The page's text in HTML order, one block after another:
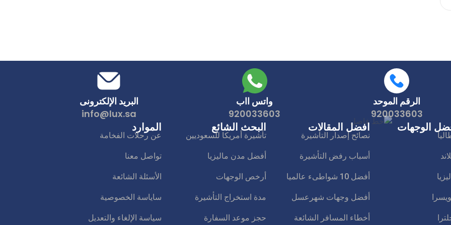
الرقم الموحد
920033603
واتس ااب
920033603
البريد الإلكترونى
info@lux.sa
الوجهات افضل المقالات
نصائح إصدار التأشيرة
أسباب رفض التأشيرة
أفضل 10 شواطىء عالميا
أفضل وجهات شهرعسل
أخطاء المسافر الشائعة
البحث الشائع
تأشيرة أمريكا للسعوديين
أفضل مدن ماليزيا
أرخص الوجهات
مدة استخراج التأشيرة
حجز موعد السفارة
الموارد
عن رحلات الفخامة
تواصل معنا
الأسئلة الشائعة
ساياسة الخصوصية
سياسة الإلغاء والتعديل